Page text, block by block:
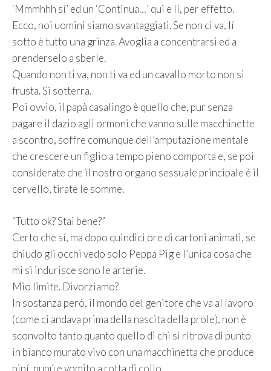
‘Mmmhhh sí’ ed un ‘Continua…’ qui e lí, per effetto.
Ecco, noi uomini siamo svantaggiati. Se non ci va, lí
sotto è tutto una grinza. Avoglia a concentrarsi ed a
prenderselo a sberle.
Quando non ti va, non ti va ed un cavallo morto non si
frusta. Si sotterra.
Poi ovvio, il papà casalingo è quello che, pur senza
pagare il dazio agli ormoni che vanno sulle macchinette
a scontro, soffre comunque dell’amputazione mentale
che crescere un figlio a tempo pieno comporta e, se poi
considerate che il nostro organo sessuale principale è il
cervello, tirate le somme.
“Tutto ok? Stai bene?”
Certo che sí, ma dopo quindici ore di cartoni animati, se
chiudo gli occhi vedo solo Peppa Pig e l’unica cosa che
mi si indurisce sono le arterie.
Mio limite. Divorziamo?
In sostanza però, il mondo del genitore che va al lavoro
(come ci andava prima della nascita della prole), non è
sconvolto tanto quanto quello di chi si ritrova di punto
in bianco murato vivo con una macchinetta che produce
pipí, pupú e vomito a rotta di collo.